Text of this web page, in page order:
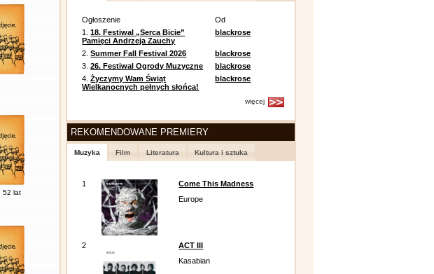
, 52 lat
Ogłoszenie
Od
1.18. Festiwal „Serca Bicie”
Pamięci Andrzeja Zauchy
blackrose
2.Summer Fall Festival 2026
blackrose
3.26. Festiwal Ogrody Muzyczne
blackrose
4.Życzymy Wam Świąt
Wielkanocnych pełnych słońca!
blackrose
więcej
REKOMENDOWANE PREMIERY
Muzyka Film Literatura Kultura i sztuka
1
Come This Madness
Europe
2
ACT III
Kasabian